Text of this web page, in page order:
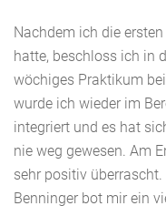
Nachdem ich die
hatte, beschloss ich in
wöchiges Praktikum
wurde ich wieder im
integriert und es hat
nie weg gewesen. Am
sehr positiv
Benninger bot mir ein